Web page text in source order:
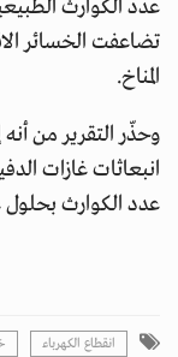
تضاعفت الخسائر
المناخ.
وحذّر التقرير من
عدد الكوارث بحلول عام
انقطاع الكهرباء